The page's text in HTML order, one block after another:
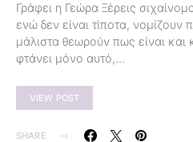
Γράφει η Γεώρα Ξέρεις
ενώ δεν είναι τίποτα, νομίζουν
μάλιστα θεωρούν πως είναι και
φτάνει μόνο αυτό,…
VIEW POST
SHARE